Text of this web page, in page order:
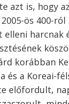
azt is, hogy
ös 400-
elleni harcnak
korábban
és a Koreai-
előfordult,